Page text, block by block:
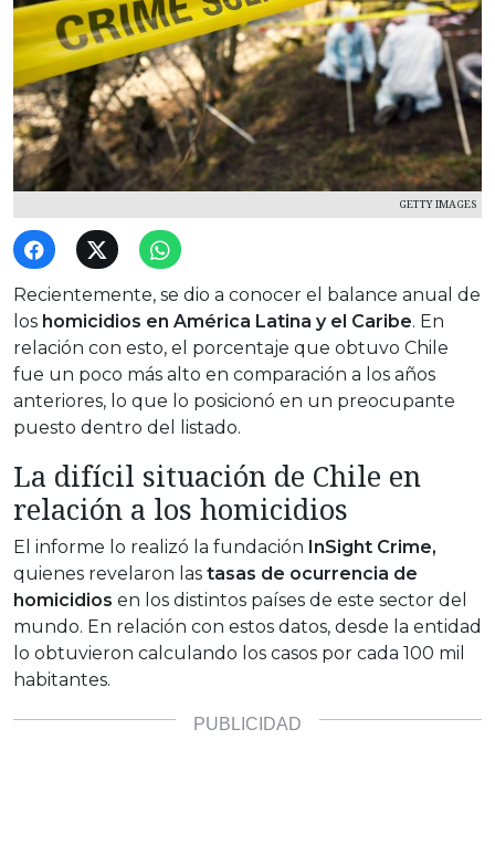
GETTY IMAGES
Recientemente, se dio a conocer el balance anual de
los homicidios en América Latina y el Caribe. En
relación con esto, el porcentaje que obtuvo Chile
fue un poco más alto en comparación a los años
anteriores, lo que lo posicionó en un preocupante
puesto dentro del listado.
La difícil situación de Chile en
relación a los homicidios
El informe lo realizó la fundación InSight Crime,
quienes revelaron las tasas de ocurrencia de
homicidios en los distintos países de este sector del
mundo. En relación con estos datos, desde la entidad
lo obtuvieron calculando los casos por cada 100 mil
habitantes.